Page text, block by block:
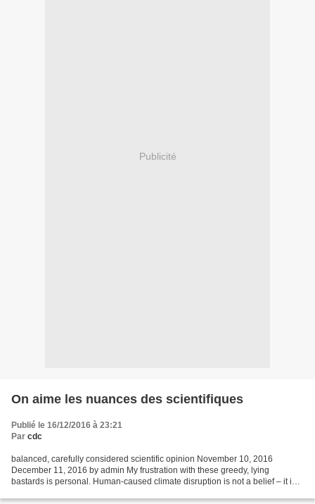
Publicité
On aime les nuances des scientifiques
Publié le 16/12/2016 à 23:21
Par cdc
balanced, carefully considered scientific opinion November 10, 2016
December 11, 2016 by admin My frustration with these greedy, lying
bastards is personal. Human-caused climate disruption is not a belief – it is